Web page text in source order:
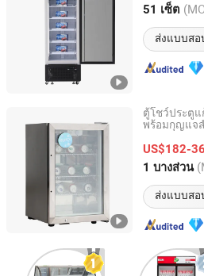
51 เซ็ต
ส่งแบบสอ
Guangdong, China อั
ตู้โชว์ประตู
พร้อมกุญแจ
US$182-
1 บางส่วน
ส่งแบบสอ
Hangzhou Ruiqi Technology Co.,
Zhejiang, China อัตร